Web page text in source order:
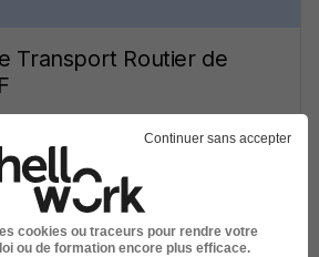
Transport Routier de
disponible depuis le 05/06/26
Continuer sans accepter
cookies ou traceurs pour rendre votre
ou de formation encore plus efficace.